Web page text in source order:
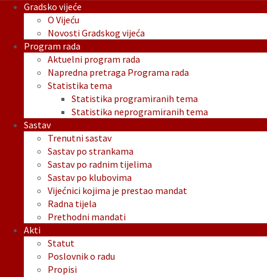
Gradsko vijeće
O Vijeću
Novosti Gradskog vijeća
Program rada
Aktuelni program rada
Napredna pretraga Programa rada
Statistika tema
Statistika programiranih tema
Statistika neprogramiranih tema
Sastav
Trenutni sastav
Sastav po strankama
Sastav po radnim tijelima
Sastav po klubovima
Vijećnici kojima je prestao mandat
Radna tijela
Prethodni mandati
Akti
Statut
Poslovnik o radu
Propisi